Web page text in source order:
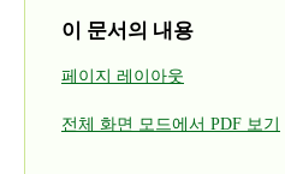
이 문서의 내용
페이지 레이아웃
전체 화면 모드에서 PDF 보기